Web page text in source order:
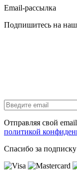
Email-рассылка
Подпишитесь на
Отправляя свой
политикой
Спасибо за